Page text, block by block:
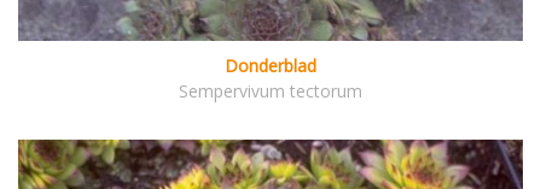
Donderblad
Sempervivum tectorum